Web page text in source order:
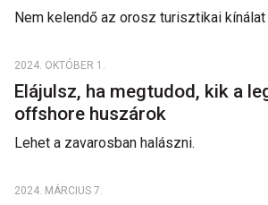
Nem kelendő az orosz turisztikai kínálat
2024. OKTÓBER 1.
Elájulsz, ha megtudod, kik a
offshore huszárok
Lehet a zavarosban halászni.
2024. MÁRCIUS 7.